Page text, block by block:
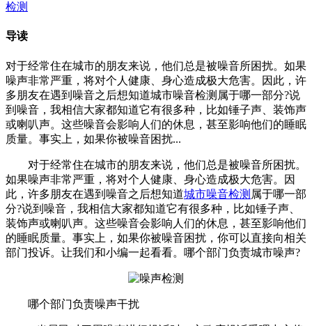
检测
导读
对于经常住在城市的朋友来说，他们总是被噪音所困扰。如果
噪声非常严重，将对个人健康、身心造成极大危害。因此，许
多朋友在遇到噪音之后想知道城市噪音检测属于哪一部分?说
到噪音，我相信大家都知道它有很多种，比如锤子声、装饰声
或喇叭声。这些噪音会影响人们的休息，甚至影响他们的睡眠
质量。事实上，如果你被噪音困扰...
对于经常住在城市的朋友来说，他们总是被噪音所困扰。
如果噪声非常严重，将对个人健康、身心造成极大危害。因
此，许多朋友在遇到噪音之后想知道城市噪音检测 属于哪一部
分?说到噪音，我相信大家都知道它有很多种，比如锤子声、
装饰声或喇叭声。这些噪音会影响人们的休息，甚至影响他们
的睡眠质量。事实上，如果你被噪音困扰，你可以直接向相关
部门投诉。让我们和小编一起看看。哪个部门负责城市噪声?
哪个部门负责噪声干扰